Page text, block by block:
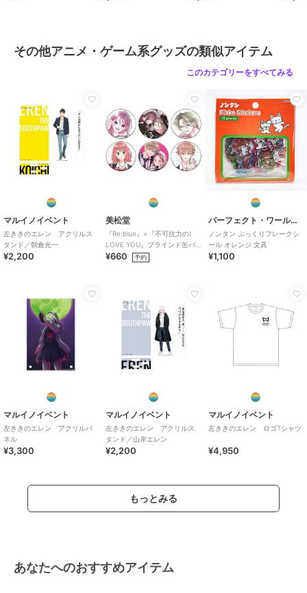
その他アニメ・ゲーム系グッズの類似アイテム
このカテゴリーをすべてみる
マルイノイベント
左ききのエレン アクリルス
タンド／朝倉光一
¥2,200
美松堂
『Re:blue』×『不可抗力のI
LOVE YOU』ブラインド缶バ
ッジ（全6種）
¥660 予約
パーフェクト・ワールド・トーキョー
ノンタン ぷっくりフレークシ
ール オレンジ 文具
¥1,100
マルイノイベント
左ききのエレン アクリルパ
ネル
¥3,300
マルイノイベント
左ききのエレン アクリルス
タンド／山岸エレン
¥2,200
マルイノイベント
左ききのエレン ロゴTシャツ
¥4,950
もっとみる
あなたへのおすすめアイテム